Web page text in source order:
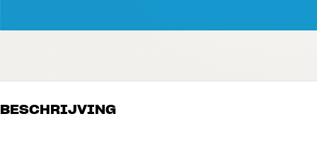
BESCHRIJVING